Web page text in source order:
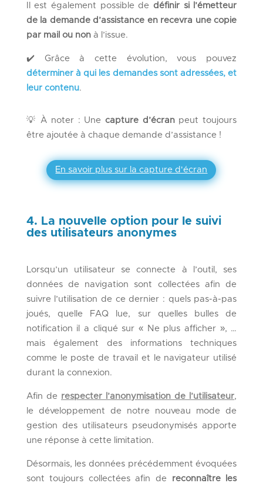
Il est également possible de définir si l’émetteur
de la demande d’assistance en recevra une copie
par mail ou nonà l’issue.
✔️ Grâce à cette évolution, vous pouvez
déterminer à qui les demandes sont adressées, et
leur contenu.
💡 À noter : Unecapture d’écranpeut toujours
être ajoutée à chaque demande d’assistance !
En savoir plus sur la capture d'écran
4. La nouvelle option pour le suivi
des utilisateurs anonymes
Lorsqu’un utilisateur se connecte à l’outil, ses
données de navigation sont collectées afin de
suivre l’utilisation de ce dernier : quels pas-à-pas
joués, quelle FAQ lue, sur quelles bulles de
notification il a cliqué sur « Ne plus afficher », …
mais également des informations techniques
comme le poste de travail et le navigateur utilisé
durant la connexion.
Afin de respecter l’anonymisation de l’utilisateur,
le développement de notre nouveau mode de
gestion des utilisateurs pseudonymisés apporte
une réponse à cette limitation.
Désormais, les données précédemment évoquées
sont toujours collectées afin de reconnaître les